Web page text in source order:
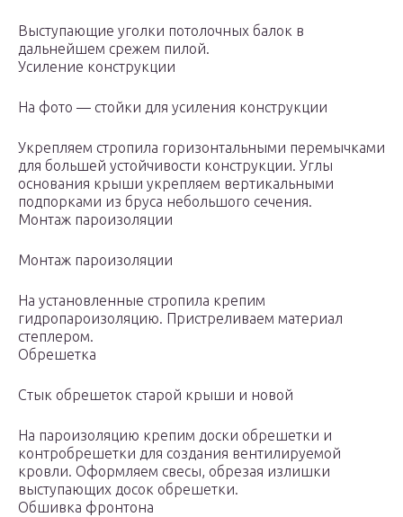
Выступающие уголки потолочных балок в
дальнейшем срежем пилой.
Усиление конструкции
На фото — стойки для усиления конструкции
Укрепляем стропила горизонтальными перемычками
для большей устойчивости конструкции. Углы
основания крыши укрепляем вертикальными
подпорками из бруса небольшого сечения.
Монтаж пароизоляции
Монтаж пароизоляции
На установленные стропила крепим
гидропароизоляцию. Пристреливаем материал
степлером.
Обрешетка
Стык обрешеток старой крыши и новой
На пароизоляцию крепим доски обрешетки и
контробрешетки для создания вентилируемой
кровли. Оформляем свесы, обрезая излишки
выступающих досок обрешетки.
Обшивка фронтона